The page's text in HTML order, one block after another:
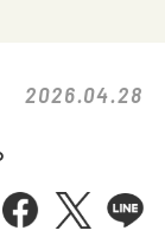
2026.04.28